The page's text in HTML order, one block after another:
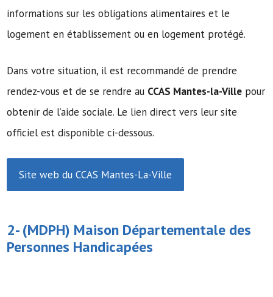
informations sur les obligations alimentaires et le
logement en établissement ou en logement protégé.
Dans votre situation, il est recommandé de prendre
rendez-vous et de se rendre au CCAS Mantes-la-Ville pour
obtenir de l’aide sociale. Le lien direct vers leur site
officiel est disponible ci-dessous.
Site web du CCAS Mantes-La-Ville
2- (MDPH) Maison Départementale des
Personnes Handicapées